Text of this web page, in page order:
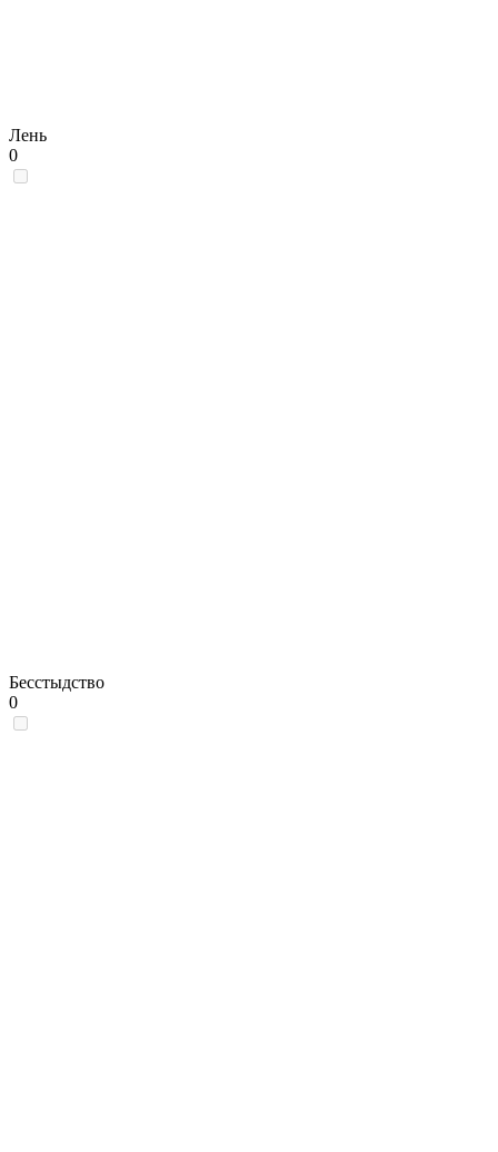
Лень
0
Бесстыдство
0